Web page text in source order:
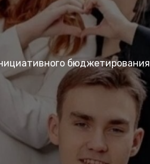
бюджетирования